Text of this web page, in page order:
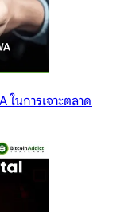
นการเจาะตลาด